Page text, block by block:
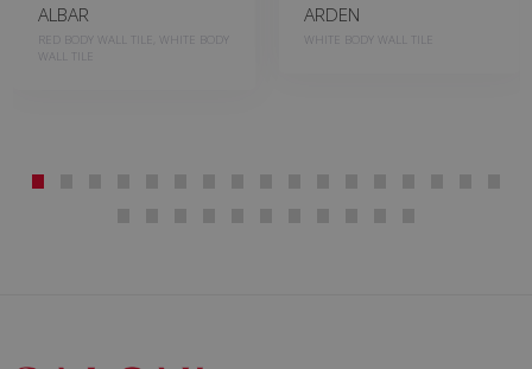
ALBAR
RED BODY WALL TILE, WHITE BODY
WALL TILE
ARDEN
WHITE BODY WALL TILE